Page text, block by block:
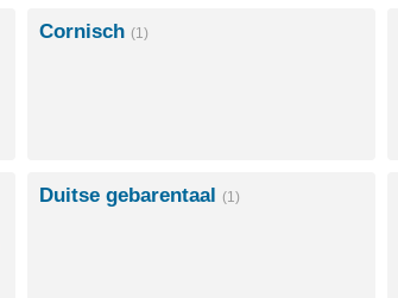
Cornisch (1)
Duitse gebarentaal (1)